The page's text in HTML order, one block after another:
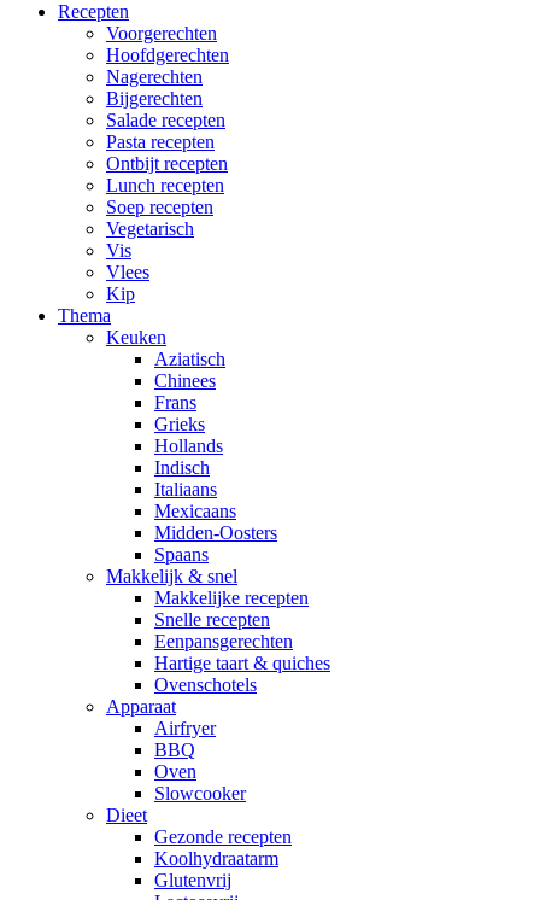
Recepten
Voorgerechten
Hoofdgerechten
Nagerechten
Bijgerechten
Salade recepten
Pasta recepten
Ontbijt recepten
Lunch recepten
Soep recepten
Vegetarisch
Vis
Vlees
Kip
Thema
Keuken
Aziatisch
Chinees
Frans
Grieks
Hollands
Indisch
Italiaans
Mexicaans
Midden-Oosters
Spaans
Makkelijk & snel
Makkelijke recepten
Snelle recepten
Eenpansgerechten
Hartige taart & quiches
Ovenschotels
Apparaat
Airfryer
BBQ
Oven
Slowcooker
Dieet
Gezonde recepten
Koolhydraatarm
Glutenvrij